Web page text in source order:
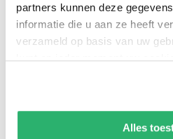
partners kunnen deze
informatie die u aan ze heeft
verzameld op basis van uw
kunt op ieder moment uw
We werken samen met42
kunnen ontvangen enAlles